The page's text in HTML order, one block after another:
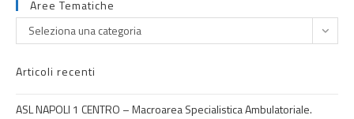
Aree Tematiche
Seleziona una categoria
Articoli recenti
ASL NAPOLI 1 CENTRO – Macroarea Specialistica Ambulatoriale.